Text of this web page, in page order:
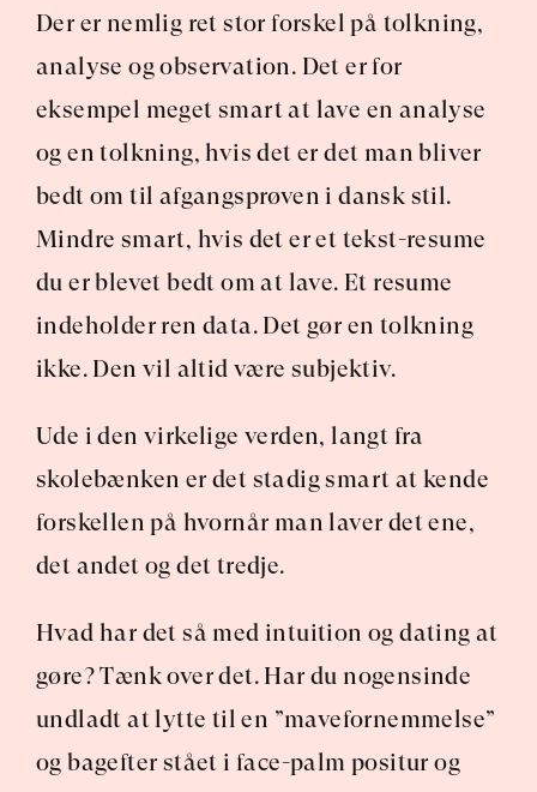
Der er nemlig ret stor forskel på tolkning,
analyse og observation. Det er for
eksempel meget smart at lave en analyse
og en tolkning, hvis det er det man bliver
bedt om til afgangsprøven i dansk stil.
Mindre smart, hvis det er et tekst-resume
du er blevet bedt om at lave. Et resume
indeholder ren data. Det gør en tolkning
ikke. Den vil altid være subjektiv.
Ude i den virkelige verden, langt fra
skolebænken er det stadig smart at kende
forskellen på hvornår man laver det ene,
det andet og det tredje.
Hvad har det så med intuition og dating at
gøre? Tænk over det. Har du nogensinde
undladt at lytte til en ”mavefornemmelse”
og bagefter stået i face-palm positur og